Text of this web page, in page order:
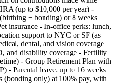
(up to $10,000 per year) -
+ bonding) or 8 weeks
insurance - In-office perks: lunch,
support to NYC or SF (as
dental, and vision coverage
and disability coverage - Fertility
- Group Retirement Plan with
- Parental leave: up to 16 weeks
(bonding only) at 100% pay, with